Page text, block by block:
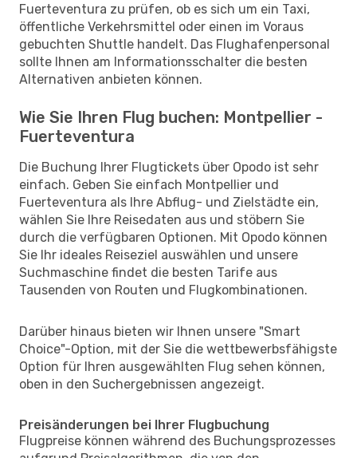
Fuerteventura zu prüfen, ob es sich um ein Taxi,
öffentliche Verkehrsmittel oder einen im Voraus
gebuchten Shuttle handelt. Das Flughafenpersonal
sollte Ihnen am Informationsschalter die besten
Alternativen anbieten können.
Wie Sie Ihren Flug buchen: Montpellier -
Fuerteventura
Die Buchung Ihrer Flugtickets über Opodo ist sehr
einfach. Geben Sie einfach Montpellier und
Fuerteventura als Ihre Abflug- und Zielstädte ein,
wählen Sie Ihre Reisedaten aus und stöbern Sie
durch die verfügbaren Optionen. Mit Opodo können
Sie Ihr ideales Reiseziel auswählen und unsere
Suchmaschine findet die besten Tarife aus
Tausenden von Routen und Flugkombinationen.
Darüber hinaus bieten wir Ihnen unsere "Smart
Choice"-Option, mit der Sie die wettbewerbsfähigste
Option für Ihren ausgewählten Flug sehen können,
oben in den Suchergebnissen angezeigt.
Preisänderungen bei Ihrer Flugbuchung
Flugpreise können während des Buchungsprozesses